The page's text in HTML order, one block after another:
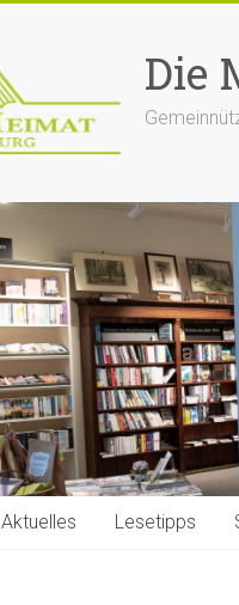
Die
Aktuelles Lesetipps